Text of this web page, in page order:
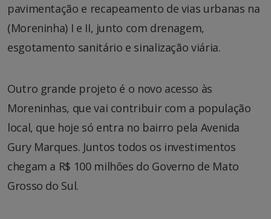
pavimentação e recapeamento de vias urbanas na
(Moreninha) I e II, junto com drenagem,
esgotamento sanitário e sinalização viária.
Outro grande projeto é o novo acesso às
Moreninhas, que vai contribuir com a população
local, que hoje só entra no bairro pela Avenida
Gury Marques. Juntos todos os investimentos
chegam a R$ 100 milhões do Governo de Mato
Grosso do Sul.